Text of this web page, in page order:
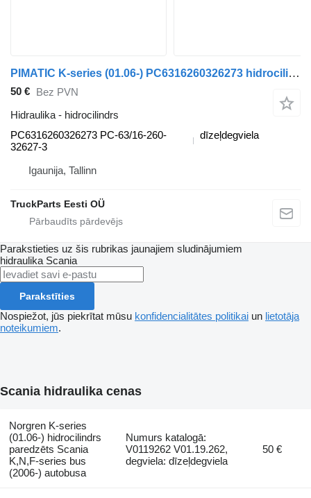
PIMATIC K-series (01.06-) PC6316260326273 hidrocilindrs paredzēts Scania K,N,F-series bus (2006-) autobusa
50 € Bez PVN
Hidraulika - hidrocilindrs
PC6316260326273 PC-63/16-260-
32627-3
dīzeļdegviela
Igaunija, Tallinn
TruckParts Eesti OÜ
Parakstieties uz šis rubrikas jaunajiem sludinājumiem
hidraulika Scania
Parakstīties
Nospiežot, jūs piekrītat mūsu konfidencialitātes politikai un lietotāja
noteikumiem.
Scania hidraulika cenas
Norgren K-series
(01.06-) hidrocilindrs
paredzēts Scania
K,N,F-series bus
(2006-) autobusa
Numurs katalogā:
V0119262 V01.19.262,
degviela: dīzeļdegviela
50 €